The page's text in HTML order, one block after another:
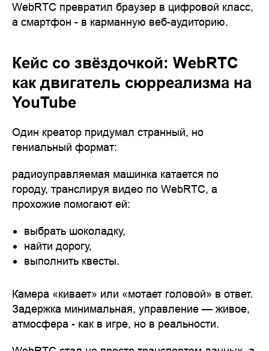
WebRTC превратил браузер в цифровой класс,
а смартфон - в карманную веб-аудиторию.
Кейс со звёздочкой: WebRTC
как двигатель сюрреализма на
YouTube
Один креатор придумал странный, но
гениальный формат:
радиоуправляемая машинка катается по
городу, транслируя видео по WebRTC, а
прохожие помогают ей:
выбрать шоколадку,
найти дорогу,
выполнить квесты.
Камера «кивает» или «мотает головой» в ответ.
Задержка минимальная, управление — живое,
атмосфера - как в игре, но в реальности.